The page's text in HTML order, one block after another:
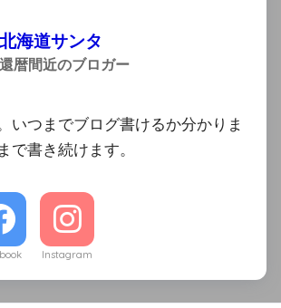
北海道サンタ
還暦間近のブロガー
いつまでブログ書けるか分かりま
で書き続けます。
Instagram